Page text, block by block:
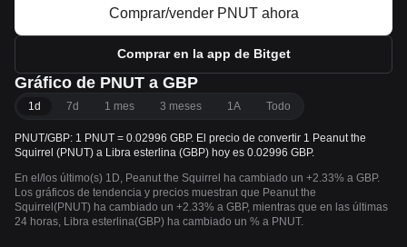
Comprar/vender PNUT ahora
Comprar en la app de Bitget
Gráfico de PNUT a GBP
1d 7d 1 mes 3 meses 1A Todo
PNUT/GBP: 1 PNUT = 0.02996 GBP. El precio de convertir 1 Peanut the
Squirrel (PNUT) a Libra esterlina (GBP) hoy es 0.02996 GBP.
En el/los último(s) 1D, Peanut the Squirrel ha cambiado un +2.33% a GBP.
Los gráficos de tendencia y precios muestran que Peanut the
Squirrel(PNUT) ha cambiado un +2.33% a GBP, mientras que en las últimas
24 horas, Libra esterlina(GBP) ha cambiado un % a PNUT.